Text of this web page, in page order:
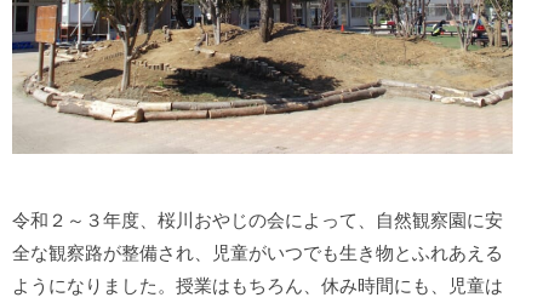
令和２～３年度、桜川おやじの会によって、自然観察園に安
全な観察路が整備され、児童がいつでも生き物とふれあえる
ようになりました。授業はもちろん、休み時間にも、児童は